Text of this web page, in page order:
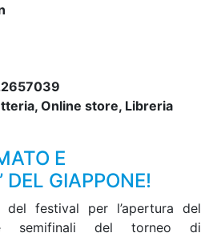
Online store, Libreria
E
DEL GIAPPONE!
festival per l’apertura del
semifinali del torneo di